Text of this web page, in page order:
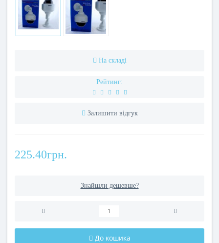
На складі
Рейтинг:
Залишити відгук
225.40грн.
Знайшли дешевше?
До кошика